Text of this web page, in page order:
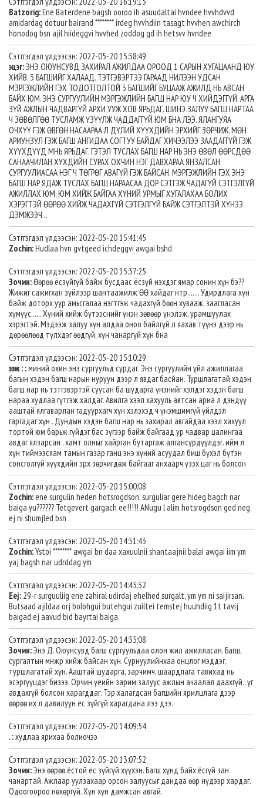
Batzorig:Ene Baterdene bagsh ooroo ih asuudaltai hvndee hvvhdvvd
amidardag dotuur bairand ******** irdeg hvvhdiin tasagt hvvhen awchirch
honodog bsn ajil hiideggvi hvvhed zoddog gd ih hetsvv hvndee
Сэтггэгдэл үлдээсэн: 2022-05-20 15:58:49
эцэг:ЭНЭ ОЮУНСУВД ЗАХИРАЛ АЖИЛДАА ОРООД 1 САРЫН ХУГАЦААНД ЮУ
ХИЙВ. 3 БАГШИЙГ ХАЛААД. ТЭТГЭВЭРТЭЭ ГАРААД НИЛЭЭН УДСАН
МЭРГЭЖЛИЙН ГЭХ ТОДОТГОЛТОЙ 3 БАГШИЙГ БУЦААЖ АЖИЛД НЬ АВСАН
БАЙХ ЮМ. ЭНЭ СУРГУУЛИЙН МЭРГЭЖЛИЙН БАГШ НАР ЮУ Ч ХИЙДЭГГҮЙ. АРГА
ЗҮЙ АЖЛЫН ЧАДВАРГҮЙ АРХИ УУЖ ХОВ ЯРЬДАГ. ШИНЭ ЗАЛУУ БАГШ НАРТАА
Ч ЗӨВӨЛГӨӨ ТУСЛАМЖ ҮЗҮҮЛЖ ЧАДДАГГҮЙ ЮМ БНА ЛЭЭ. ЯЛАНГУЯА
ОЧХҮҮ ГЭЖ ӨВГӨН НАСААРАА Л ДҮЛИЙ ХҮҮХДИЙН ЭРХИЙГ ЗӨРЧИЖ. МӨН
АРИУНЗУЛ ГЭЖ БАГШ АНГИДАА СОГТУУ БАЙДАГ ХИЧЭЭЛЭЭ ЗААДАГГҮЙ ГЭЖ
ХҮҮХДҮҮД МНЬ ЯРЬДАГ. ГЭТЭЛ ТУСЛАХ БАГШ НАР НЬ ЭНЭ ӨВӨЛ ӨӨРСДӨӨ
САНААЧИЛАН ХҮХДИЙН СУРАХ ОХЧИН НЭГ ДАВХАРАА ЯНЗАЛСАН.
СУРГУУЛИАСАА НЭГ Ч ТӨГРӨГ АВАГҮЙ ГЭЖ БАЙСАН. МЭРГЭЖЛИЙН ГЭХ ЭНЭ
БАГШ НАР ЯДАЖ ТУСЛАХ БАГШ НАРААСАА ДОР СЭТГЭЖ ЧАДАГҮЙ СЭТГЭЛГҮЙ
АЖИЛЛАХ ЮМ. ЮМ ХИЙЖ БАЙГАА ХҮНИЙ УРМЫГ ХУГАЛАХАА БОЛИХ
ХЭРЭГТЭЙ ӨӨРӨӨ ХИЙЖ ЧАДАХГҮЙ СЭТГЭЛГҮЙ БАЙЖ СЭТГЭЛТЭЙ ХҮНЭЭ
ДЭМЖЭЭЧ...
Сэтггэгдэл үлдээсэн: 2022-05-20 15:41:45
Zochin:Hudlaa hvn gvtgeed ichdeggvi awgai bshd
Сэтггэгдэл үлдээсэн: 2022-05-20 15:37:25
Зочин:Өөрөө ёсзүйгүй байж бусдаас ёсзүй нэхдэг ямар сонин хүн бэ??
Жижиг сажигхан зүйлээр шантаажилж ӨӨ хайдаг нтр....... Удирдлага хүн
байж доторх уур амьсгалаа нэгтгэж чадахгүй бөөн хувааж, заагласан
хүмүүс...... Хүний хийж бүтээснийг үнэн зөвөөр үнэлэж, урамшуулах
хэрэгтэй. Мэдээж залуу хүн алдаа оноо байлгүй л яахав түүнэ дээр нь
дөрөөлөөд түлхдэг өөдгүй, хүн чанаргүй хүн бна
Сэтггэгдэл үлдээсэн: 2022-05-20 15:10:29
ээж : :миний охин энэ сургуульд сурдаг. Энэ сургуулийн үйл ажиллагаа
багын хэдэн багш нарын нуруун дээр л явдаг басйан. Туршлагатай хэдэн
багш нар нь тэтгэвэртэй суусан ба шударга үнэнийг хэлдэг хэдэн багш
нараа худлаа гүтгэж халдаг. Авилга хээл хахууль автсан ариа л дэндүү
ааштай ялгаварлан гадуурхагч хүн хэлэхэд ч үнэмшимгүй үйлдэл
гаргадаг хүн . Дундын хэдэн багш нар нь захирал авгайдаа хээл хахуул
тортой юм барьж гүйдэг бас зүгээр байж байгаад ур чадвар цалингаа
авдаг ялзарсан . хамт олныг хайрган бутаргаж алгансүрдүүлдэг. ийм л
хүн тиймээсяам тамын газар ганц энэ хүний асуудал биш бүхэл бүтэн
сонсголгүй хүүхдийн эрх зөрчигдөж байгааг анхаарч үзэх цаг нь болсон
Сэтггэгдэл үлдээсэн: 2022-05-20 15:00:08
Zochin: ene surgulin heden hotsrogdson, surguliar gere hideg bagch nar
baiga yu?????? Tetgevert gargach ee!!!!! ANugu l alim hotsrogdson ged neg
ej ni shumjled bsn
Сэтггэгдэл үлдээсэн: 2022-05-20 14:51:43
Zochin:Ystoi ******** awgai bn daa xaxuulnii shantaajnii balai awgai iim ym
yaj bagsh nar udrddag ym
Сэтггэгдэл үлдээсэн: 2022-05-20 14:43:32
Eej: 29-r surguuliig ene zahiral udirdaj ehelhed surgalt, ym ym ni saijirsan.
Butsaad ajildaa orj bolohgui butehgui zuiltei temstej huuhdiig 1t tavij
baigad ej aavud bid bayrtai baiga.
Сэтггэгдэл үлдээсэн: 2022-05-20 14:35:08
Зочин:Энэ Д. Оюунсувд багш сургуульдаа олон жил ажилласан. Багш,
сургалтын мнжр хийж байсан хүн. Сурнуулийнхаа онцлог мэддэг,
туршлагатай хүн. Ааштай шударга, зарчимч, шаардлага тавихад нь
эсэргүүцдэг бизээ. Орчин үеийн зарим залуус ажлын ачаалал даахгүй., үг
авдахгүй болсон харагддаг. Тэр халагдсан багшийн ярилцлага дээр
өөрөө их л давилуун ёс зүйгүй харагдана лээ дээ.
Сэтггэгдэл үлдээсэн: 2022-05-20 14:09:54
. :худлаа ярихаа болиочээ
Сэтггэгдэл үлдээсэн: 2022-05-20 13:07:52
Зочин:Энэ өөрөө ёстой ёс зүйгүй хүүхэн. Багш хүнд байх ёсгүй зан
чанартай. Ажлаар уулзахаар орсон залуусыг дандаа өөр нүдээр хардаг.
Одоогоороо нөхөргүй. Хүн хүн дамжсан авгай.